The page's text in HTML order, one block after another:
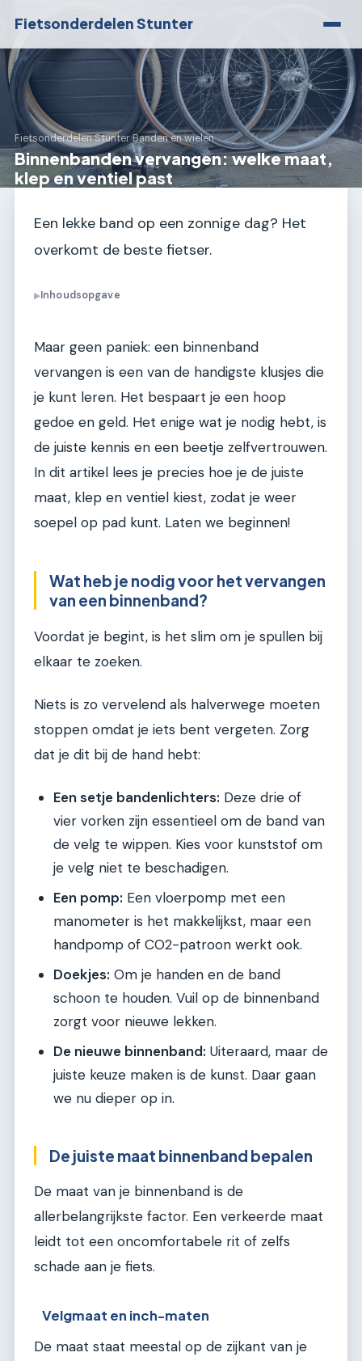
Fietsonderdelen Stunter
Fietsonderdelen Stunter›Banden en wielen
Binnenbanden vervangen: welke maat,
klep en ventiel past
Een lekke band op een zonnige dag? Het
overkomt de beste fietser.
▶Inhoudsopgave
Maar geen paniek: een binnenband
vervangen is een van de handigste klusjes die
je kunt leren. Het bespaart je een hoop
gedoe en geld. Het enige wat je nodig hebt, is
de juiste kennis en een beetje zelfvertrouwen.
In dit artikel lees je precies hoe je de juiste
maat, klep en ventiel kiest, zodat je weer
soepel op pad kunt. Laten we beginnen!
Wat heb je nodig voor het vervangen
van een binnenband?
Voordat je begint, is het slim om je spullen bij
elkaar te zoeken.
Niets is zo vervelend als halverwege moeten
stoppen omdat je iets bent vergeten. Zorg
dat je dit bij de hand hebt:
Een setje bandenlichters: Deze drie of
vier vorken zijn essentieel om de band van
de velg te wippen. Kies voor kunststof om
je velg niet te beschadigen.
Een pomp: Een vloerpomp met een
manometer is het makkelijkst, maar een
handpomp of CO2-patroon werkt ook.
Doekjes: Om je handen en de band
schoon te houden. Vuil op de binnenband
zorgt voor nieuwe lekken.
De nieuwe binnenband: Uiteraard, maar de
juiste keuze maken is de kunst. Daar gaan
we nu dieper op in.
De juiste maat binnenband bepalen
De maat van je binnenband is de
allerbelangrijkste factor. Een verkeerde maat
leidt tot een oncomfortabele rit of zelfs
schade aan je fiets.
Velgmaat en inch-maten
De maat staat meestal op de zijkant van je